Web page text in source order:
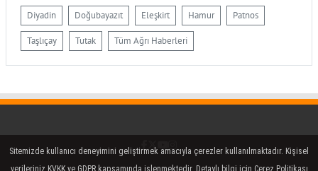
Diyadin Doğubayazıt Eleşkirt Hamur Patnos
Taşlıçay Tutak Tüm Ağrı Haberleri
Facebook
Twitter (X)
YouTube
Instagram
Sitemizde kullanıcı deneyimini geliştirmek amacıyla çerezler kullanılmaktadır. Kişisel
verileriniz KVKK ve GDPR kapsamında işlenmektedir. Detaylı bilgi için Çerez Politikası